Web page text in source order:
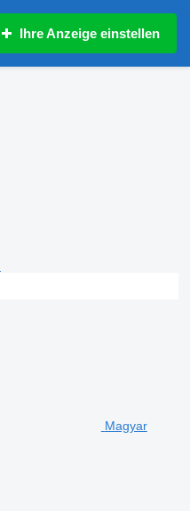
Ihre Anzeige einstellen
Magyar